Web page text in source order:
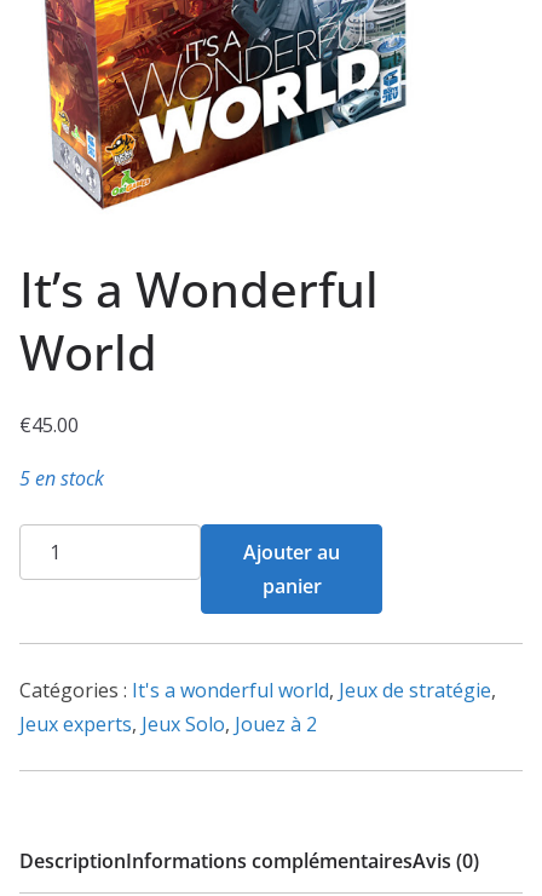
It’s a Wonderful
World
€45.00
5 en stock
quantité
de
a
World
Ajouter au
panier
Catégories : It's a wonderful world, Jeux de stratégie,
Jeux experts, Jeux Solo, Jouez à 2
DescriptionInformations complémentairesAvis (0)